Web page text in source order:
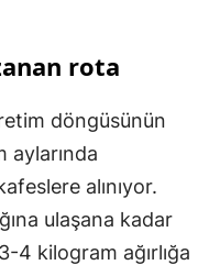
rota
döngüsünün
aylarında
alınıyor.
ulaşana kadar
4 kilogram ağırlığa